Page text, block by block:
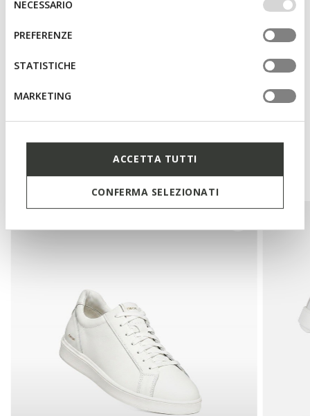
altri strumenti di tracciamento autorizzare. Per maggiori
informazioni o per modificare in qualsiasi momento le
tue impostazioni, visita la nostra
del
consenso
NECESSARIO
PREFERENZE
STATISTICHE
MARKETING
ACCETTA TUTTI
CONFERMA SELEZIONATI
Fermeture à scratch
Matériaux
Technologies
Vous pourriez aussi aimer